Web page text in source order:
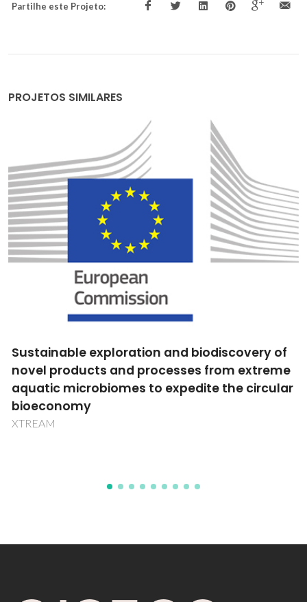
Partilhe este Projeto:
PROJETOS SIMILARES
of
circular
Determinação de Parâmetros
Desenvolvimento de Modelos
em Sistemas de Sais Líquidos
PTDC/QUI/72903/2006